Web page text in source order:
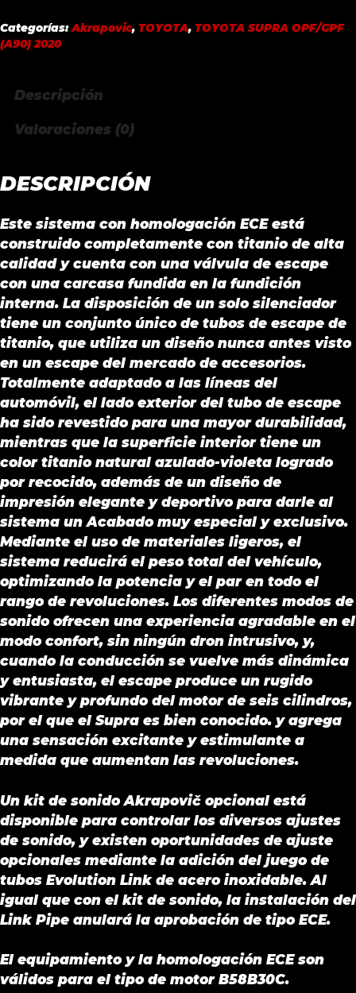
AKRAPOVIC
2020
cantidad
Categorías:Akrapovic, TOYOTA, TOYOTA SUPRA OPF/GPF
(A90) 2020
Descripción
Valoraciones (0)
DESCRIPCIÓN
Este sistema con homologación ECE está
construido completamente con titanio de alta
calidad y cuenta con una válvula de escape
con una carcasa fundida en la fundición
interna. La disposición de un solo silenciador
tiene un conjunto único de tubos de escape de
titanio, que utiliza un diseño nunca antes visto
en un escape del mercado de accesorios.
Totalmente adaptado a las líneas del
automóvil, el lado exterior del tubo de escape
ha sido revestido para una mayor durabilidad,
mientras que la superficie interior tiene un
color titanio natural azulado-violeta logrado
por recocido, además de un diseño de
impresión elegante y deportivo para darle al
sistema un Acabado muy especial y exclusivo.
Mediante el uso de materiales ligeros, el
sistema reducirá el peso total del vehículo,
optimizando la potencia y el par en todo el
rango de revoluciones. Los diferentes modos de
sonido ofrecen una experiencia agradable en el
modo confort, sin ningún dron intrusivo, y,
cuando la conducción se vuelve más dinámica
y entusiasta, el escape produce un rugido
vibrante y profundo del motor de seis cilindros,
por el que el Supra es bien conocido. y agrega
una sensación excitante y estimulante a
medida que aumentan las revoluciones.
Un kit de sonido Akrapovič opcional está
disponible para controlar los diversos ajustes
de sonido, y existen oportunidades de ajuste
opcionales mediante la adición del juego de
tubos Evolution Link de acero inoxidable. Al
igual que con el kit de sonido, la instalación del
Link Pipe anulará la aprobación de tipo ECE.
El equipamiento y la homologación ECE son
válidos para el tipo de motor B58B30C.